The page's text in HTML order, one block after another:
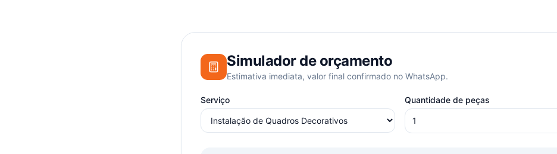
Simulador de orçamento
Estimativa imediata, valor final confirmado no WhatsApp.
Serviço Quantidade de peças